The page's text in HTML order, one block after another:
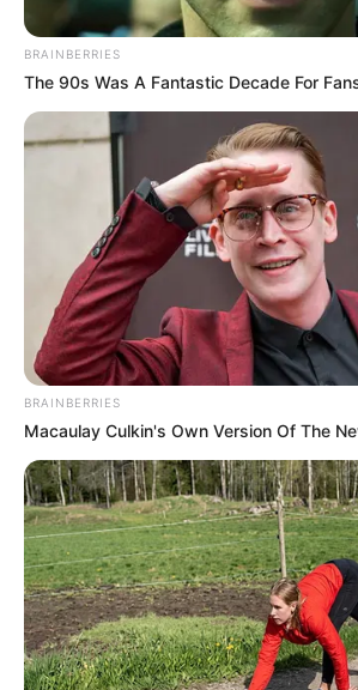
DILAN CRUZ
Tribunal condenó a la
muerte de Dilan Cruz en
deberán pedir perdón y
indemnización a la familia
BOGOTÁ
Tensión
barrio
La
al
y
BRAINBERRIES
The 90s Was A Fantastic Decade For
BRAINBERRIES
Macaulay Culkin's Own Version Of The